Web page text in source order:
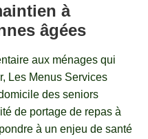
à
âgées
aux ménages qui
Les Menus Services
des seniors
de portage de repas à
à un enjeu de santé